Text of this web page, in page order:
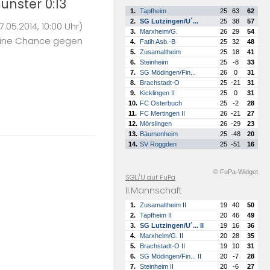
0:13
10:00 Uhr)
Chance gegen
1. Tapfheim 25 63
62
2.
SG Lutzingen/U´... 25 38
57
3.
Marxheim/G. 26 29
54
4.
Fatih Asb.-B 25 32
48
5.
Zusamaltheim 25 18
41
6.
Steinheim 25 -8
33
7.
SG Mödingen/Fin... 26 0
31
8.
Brachstadt-O 25 -21
31
9.
Kicklingen II 25 0
31
10. FC Osterbuch 25 -2
28
11. FC Mertingen II 26 -21
27
12. Mörslingen 26 -29
23
13. Bäumenheim 25 -48
20
14. SV Roggden 25 -51 16
© FuPa-Widget
SGL/U auf FuPa
II.Mannschaft
1. Zusamaltheim II 19 40
50
2.
Tapfheim II 20 46
49
3.
SG Lutzingen/U´... II 19 16
36
4.
Marxheim/G. II 20 28
35
5.
Brachstadt-O II 19 10
31
6.
SG Mödingen/Fin... II 20 -7
28
7.
Steinheim II 20 -6
27